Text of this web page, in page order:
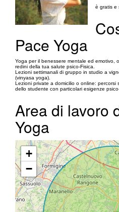
è gratis e
Pace Yoga
Yoga per il benessere mentale ed emotivo,
redini della tua salute psico-Fisica.
Lezioni settimanali di gruppo in studio a
(vinyasa yoga).
Lezioni private a domicilio o online: percorsi
dello studente con particolari esigenze psico-
Area di lavoro
Yoga
+
−